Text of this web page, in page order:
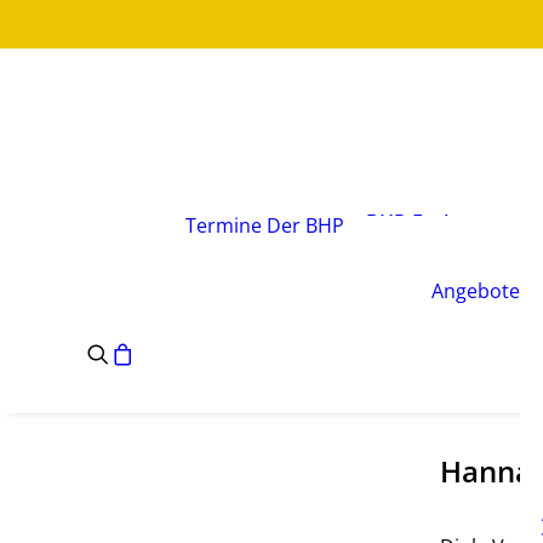
Termine Der BHP
BHP-Fachgruppen
Satzung des BHP
Angebote